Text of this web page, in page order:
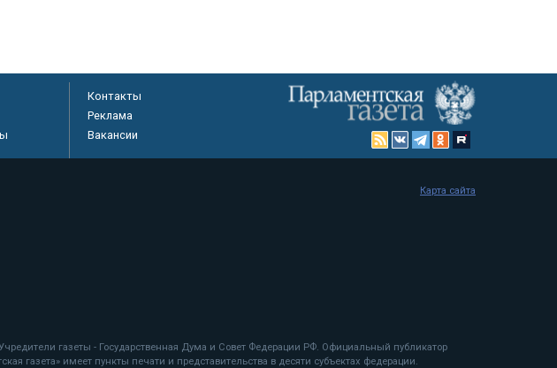
Контакты
Реклама
Вакансии
газеты - Государственная Дума и Совет Федерации РФ. Официальный публикатор
газета» имеет пункты печати и представительства в десяти субъектах федерации.
Карта сайта